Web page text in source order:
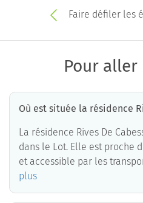
Faire défiler les
Pour
Où est située la résidence
La résidence Rives De
dans le Lot. Elle est proche
et accessible par les
plus